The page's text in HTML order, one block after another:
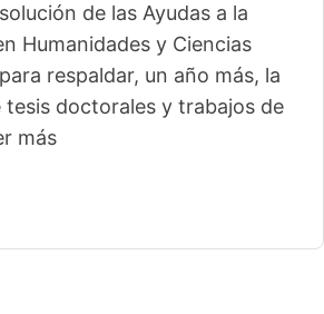
de las Ayudas a la
Humanidades y Ciencias
respaldar, un año más, la
tesis doctorales y trabajos de
más